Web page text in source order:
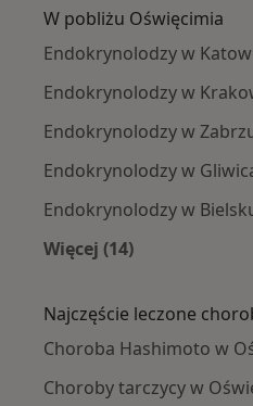
W pobliżu Oświęcimia
Endokrynolodzy w
Endokrynolodzy w
Endokrynolodzy w
Endokrynolodzy w
Endokrynolodzy w
Więcej (14)
Najczęście leczone
Choroba Hashimoto w
Choroby tarczycy w